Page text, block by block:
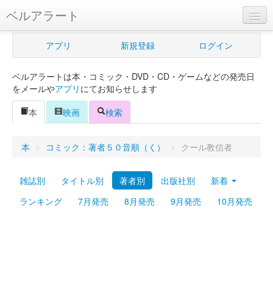
ベルアラート
ベルアラートとは
新規登録
ログイン
Myシェルフ
プレミアム
アプリ 新規登録 ログイン
ベルアラートは本・コミック・DVD・CD・ゲームなどの発売日
をメールやアプリ にてお知らせします
本
映画 検索
本 > コミック：著者５０音順（く） > クール教信者
雑誌別 タイトル別 著者別 出版社別
新着
ランキング
7月発売 8月発売 9月発売 10月発売